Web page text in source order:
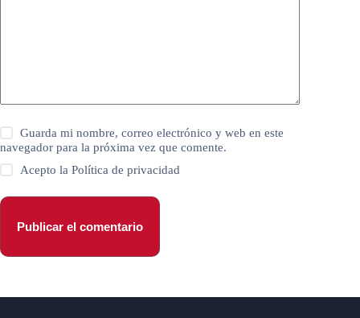
Guarda mi nombre, correo electrónico y web en este
navegador para la próxima vez que comente.
Acepto laPolítica de privacidad
Publicar el comentario